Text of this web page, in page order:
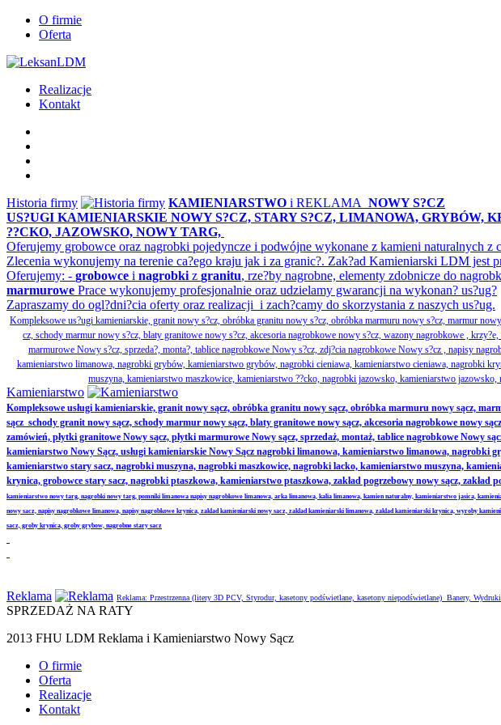
O firmie
Oferta
Realizacje
Kontakt
Historia firmy KAMIENIARSTWO i REKLAMA NOWY S?CZ
US?UGI KAMIENIARSKIE NOWY S?CZ, STARY S?CZ, LIMANOWA, GRYBÓW,
??CKO, JAZOWSKO, NOWY TARG,
Oferujemy grobowce oraz nagrobki pojedyncze i podwójne wykonane z kamieni naturalnych z
Zlecenia wykonujemy na terenie ca?ego kraju jak i za granic?. Zak?ad Kamieniarski LDM
Oferujemy: - grobowce i nagrobki z granitu, rze?by nagrobne, elementy zdobnicze do
marmurowe Prace wykonujemy profesjonalnie oraz udzielamy gwarancji na wykonan? us?ug?
Zapraszamy do ogl?dni?cia oferty oraz realizacji i zach?camy do skorzystania z naszych us?ug.
Kompleksowe us?ugi kamieniarskie, granit nowy s?cz, obróbka granitu nowy s?cz, obróbka marmuru nowy s?cz, marmur
cz, schody marmur nowy s?cz, blaty granitowe nowy s?cz, akcesoria nagrobkowe nowy s?cz, wazony nagrobkowe ,
marmurowe Nowy s?cz, sprzeda?, monta?, tablice nagrobkowe Nowy s?cz, zdj?cia nagrobkowe Nowy s?cz , napisy
kamieniarstwo limanowa, nagrobki grybów, kamieniarstwo grybów, nagrobki cieniawa, kamieniarstwo cieniawa, nagrobki
muszyna, kamieniarstwo maszkowice, kamieniarstwo ??cko, nagrobki jazowsko, kamieniarstwo
Kamieniarstwo
Kompleksowe usługi kamieniarskie, granit nowy sącz, obróbka granitu nowy sącz, obróbka marmuru nowy sącz,
sącz schody granit nowy sącz, schody marmur nowy sącz, blaty granitowe nowy sącz, akcesoria nagrobkowe nowy
zamówień, płytki granitowe Nowy sącz, płytki marmurowe Nowy sącz, sprzedaż, montaż, tablice nagrobkowe Nowy
kamieniarstwo Nowy Sącz, usługi kamieniarskie Nowy Sącz nagrobki limanowa, kamieniarstwo limanowa,
kamieniarstwo stary sacz, nagrobki muszyna, nagrobki maszkowice, nagrobki lacko, kamieniarstwo muszyna,
krynica, grobowce stary sacz, nagrobki ptaszkowa, kamieniarstwo ptaszkowa, zakład pogrzebowy nowy sącz, zakład
kamieniarstwo nowy targ, nagrobki nowy targ, pomniki limanowa napisy nagrobkowe limanowa, arka limanowa, kalia limanowa, kamien naturalny, kamieniarstwo jasica,
nowy sacz, napisy nagrobkowe limanowa, napisy nagrobkowe krynica, zaklad kamieniarski nowy sacz, zaklad kamieniarski limanowa, zaklad kamieniarski krynica, wyroby
sacz, groby krynica, groby grybow, nagrobne stary sacz
Reklama Reklama: Przestrzenna (litery 3D PCV, Styrodur, kasetony podświetlane, kasetony niepodświetlane) Banery,
SPRZEDAŻ NA RATY
2013 FHU LDM Reklama i Kamieniarstwo Nowy Sącz
O firmie
Oferta
Realizacje
Kontakt